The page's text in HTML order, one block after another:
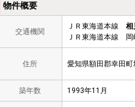
物件概要
交通機関
ＪＲ東海道本線 相
ＪＲ東海道本線
住所 愛知県額田郡幸田町
築年数 1993年11月